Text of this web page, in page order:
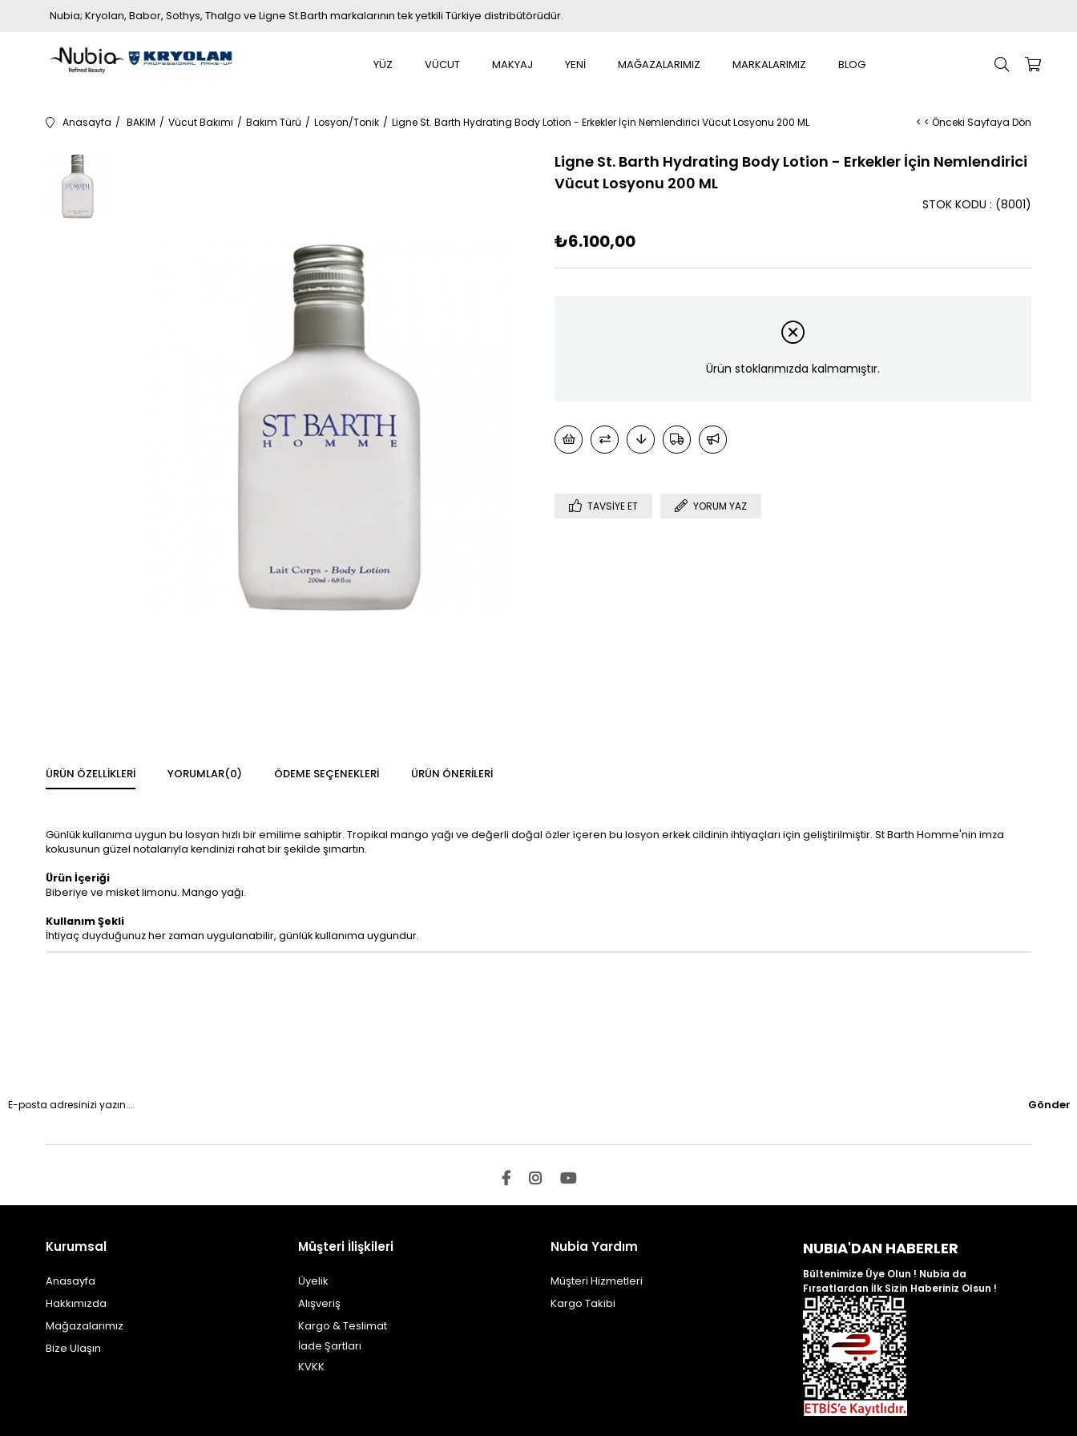
Nubia; Kryolan, Babor, Sothys, Thalgo ve Ligne St.Barth markalarının tek yetkili Türkiye distribütörüdür.
YÜZ VÜCUT MAKYAJ YENİ MAĞAZALARIMIZ MARKALARIMIZ BLOG
Anasayfa BAKIM Vücut Bakımı Bakım Türü Losyon/Tonik Ligne St. Barth Hydrating Body Lotion - Erkekler İçin Nemlendirici Vücut Losyonu 200 ML < < Önceki Sayfaya Dön
Ligne St. Barth Hydrating Body Lotion - Erkekler İçin Nemlendirici
Vücut Losyonu 200 ML
(8001)
STOK KODU
₺6.100,00
Ürün stoklarımızda kalmamıştır.
TAVSIYE ET YORUM YAZ
ÜRÜN ÖZELLIKLERI YORUMLAR(0) ÖDEME SEÇENEKLERI ÜRÜN ÖNERILERI
Günlük kullanıma uygun bu losyan hızlı bir emilime sahiptir. Tropikal mango yağı ve değerli doğal özler içeren bu losyon erkek cildinin ihtiyaçları için geliştirilmiştir. St Barth Homme'nin imza
kokusunun güzel notalarıyla kendinizi rahat bir şekilde şımartın.
Ürün İçeriği
Biberiye ve misket limonu. Mango yağı.
Kullanım Şekli
İhtiyaç duyduğunuz her zaman uygulanabilir, günlük kullanıma uygundur.
Gönder
Kurumsal
Anasayfa
Hakkımızda
Mağazalarımız
Bize Ulaşın
Müşteri İlişkileri
Üyelik
Alışveriş
Kargo & Teslimat
İade Şartları
KVKK
Nubia Yardım
Müşteri Hizmetleri
Kargo Takibi
NUBIA'DAN HABERLER
Bültenimize Üye Olun ! Nubia da
Fırsatlardan İlk Sizin Haberiniz Olsun !